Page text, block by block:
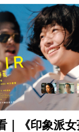
｜《印象派女